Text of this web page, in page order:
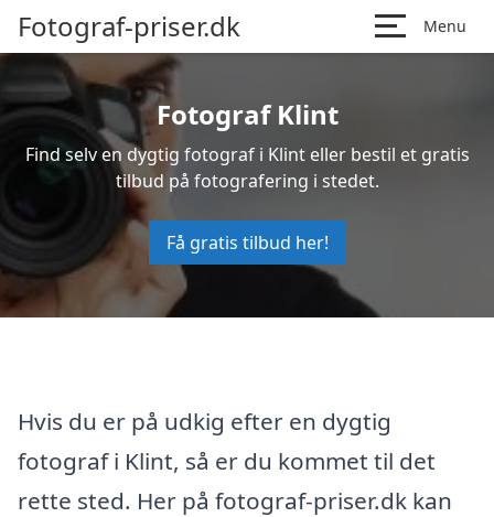
Fotograf-priser.dk Menu
Fotograf Klint
Find selv en dygtig fotograf i Klint eller bestil et gratis
tilbud på fotografering i stedet.
Få gratis tilbud her!
Hvis du er på udkig efter en dygtig
fotograf i Klint, så er du kommet til det
rette sted. Her på fotograf-priser.dk kan